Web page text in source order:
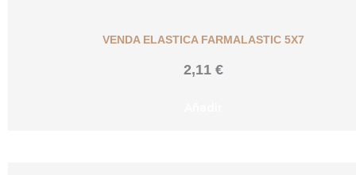
VENDA ELASTICA FARMALASTIC 5X7
2,11 €